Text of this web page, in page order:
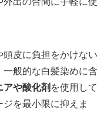
皮に負担をかけない
般的な白髪染めに含
アや酸化剤 を使用して
を最小限に抑えま